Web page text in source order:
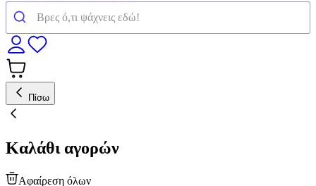
Πίσω
Καλάθι αγορών
Αφαίρεση όλων